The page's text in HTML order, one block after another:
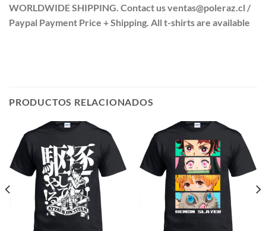
WORLDWIDE SHIPPING. Contact us ventas@poleraz.cl /
Paypal Payment Price + Shipping. All t-shirts are available
PRODUCTOS RELACIONADOS